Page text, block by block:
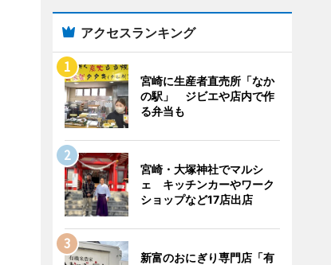
アクセスランキング
宮崎に生産者直売所「なか
の駅」 ジビエや店内で作
る弁当も
宮崎・大塚神社でマルシ
ェ キッチンカーやワーク
ショップなど17店出店
新富のおにぎり専門店「有